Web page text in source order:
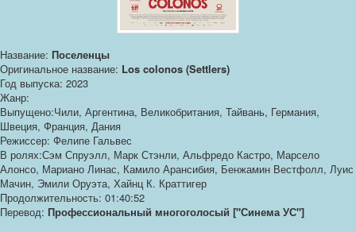
Название: Поселенцы
Оригинальное название: Los colonos (Settlers)
Год выпуска: 2023
Жанр:
Выпущено:Чили, Аргентина, Великобритания, Тайвань, Германия,
Швеция, Франция, Дания
Режиссер: Фелипе Гальвес
В ролях:Сэм Спруэлл, Марк Стэнли, Альфредо Кастро, Марсело
Алонсо, Мариано Линас, Камило Арансибия, Бенжамин Вестфолл, Луис
Мачин, Эмили Оруэта, Хайнц К. Краттигер
Продолжительность: 01:40:52
Перевод: Профессиональный многоголосый ["Синема УС"]